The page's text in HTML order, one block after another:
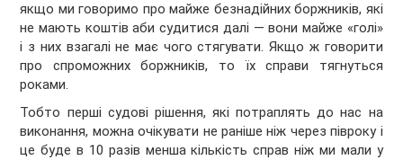
якщо ми говоримо про майже безнадійних боржників, які
не мають коштів аби судитися далі — вони майже «голі»
і з них взагалі не має чого стягувати. Якщо ж говорити
про спроможних боржників, то їх справи тягнуться
роками.
Тобто перші судові рішення, які потраплять до нас на
виконання, можна очікувати не раніше ніж через півроку і
це буде в 10 разів менша кількість справ ніж ми мали у